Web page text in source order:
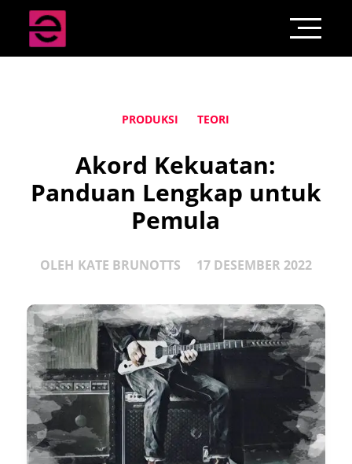
PRODUKSI TEORI
Akord Kekuatan:
Panduan Lengkap untuk
Pemula
OLEH KATE BRUNOTTS 17 DESEMBER 2022